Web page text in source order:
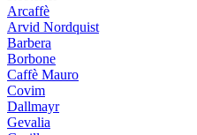
Arcaffè
Arvid Nordquist
Barbera
Borbone
Caffè Mauro
Covim
Dallmayr
Gevalia